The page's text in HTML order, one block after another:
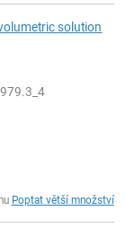
solution
Poptat větší množství